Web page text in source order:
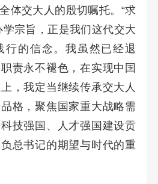
体交大人的殷切嘱托。“求
学宗旨，正是我们这代交大
行的信念。我虽然已经退
责永不褪色，在实现中国
，我定当继续传承交大人
格，聚焦国家重大战略需
技强国、人才强国建设贡
总书记的期望与时代的重